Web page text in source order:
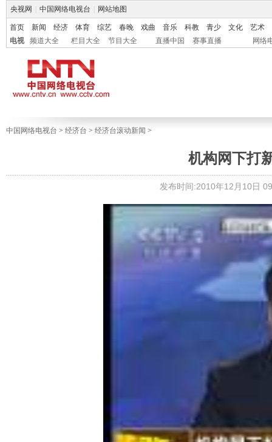
央视网 中国网络电视台 网站地图
首页 新闻 经济 体育 综艺 春晚 戏曲 音乐 科教 青少 文化
艺术
电视
频道大全 栏目大全 节目大全 直播中国 赛事直播 网络
中国网络电视台 > 经济台 > 经济台滚动新闻 >
机构网下打
发布时间:2010年12月10日